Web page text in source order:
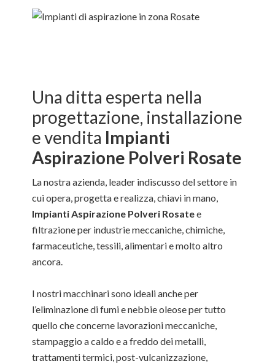
Una ditta esperta nella
progettazione, installazione
e vendita Impianti
Aspirazione Polveri Rosate
La nostra azienda, leader indiscusso del settore in
cui opera, progetta e realizza, chiavi in mano,
Impianti Aspirazione Polveri Rosatee
filtrazione per industrie meccaniche, chimiche,
farmaceutiche, tessili, alimentari e molto altro
ancora.
I nostri macchinari sono ideali anche per
l’eliminazione di fumi e nebbie oleose per tutto
quello che concerne lavorazioni meccaniche,
stampaggio a caldo e a freddo dei metalli,
trattamenti termici, post-vulcanizzazione,